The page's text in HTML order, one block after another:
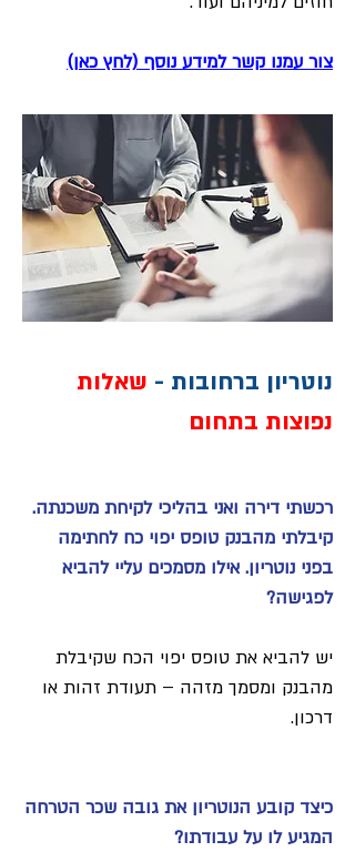
צור עמנו קשר למידע נוסף (לחץ כאן)
נוטריון ברחובות - שאלות
נפוצות בתחום
רכשתי דירה ואני בהליכי לקיחת משכנתה.
קיבלתי מהבנק טופס יפוי כח לחתימה
בפני נוטריון. אילו מסמכים עליי להביא
לפגישה?
יש להביא את טופס יפוי הכח שקיבלת
מהבנק ומסמך מזהה – תעודת זהות או
דרכון.
כיצד קובע הנוטריון את גובה שכר הטרחה
המגיע לו על עבודתו?